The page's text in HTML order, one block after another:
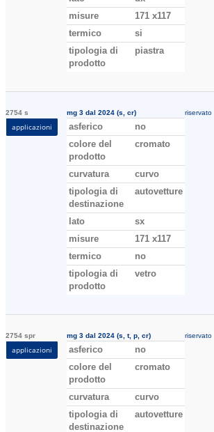
misure
171 x117
termico
si
tipologia di
prodotto
piastra
2754 s
applicazioni
mg 3 dal 2024 (s, cr)
asferico
no
colore del
prodotto
cromato
curvatura
curvo
tipologia di
destinazione
autovetture
lato
sx
misure
171 x117
termico
no
tipologia di
prodotto
vetro
riservato
2754 spr
applicazioni
mg 3 dal 2024 (s, t, p, cr)
asferico
no
colore del
prodotto
cromato
curvatura
curvo
tipologia di
destinazione
autovetture
riservato